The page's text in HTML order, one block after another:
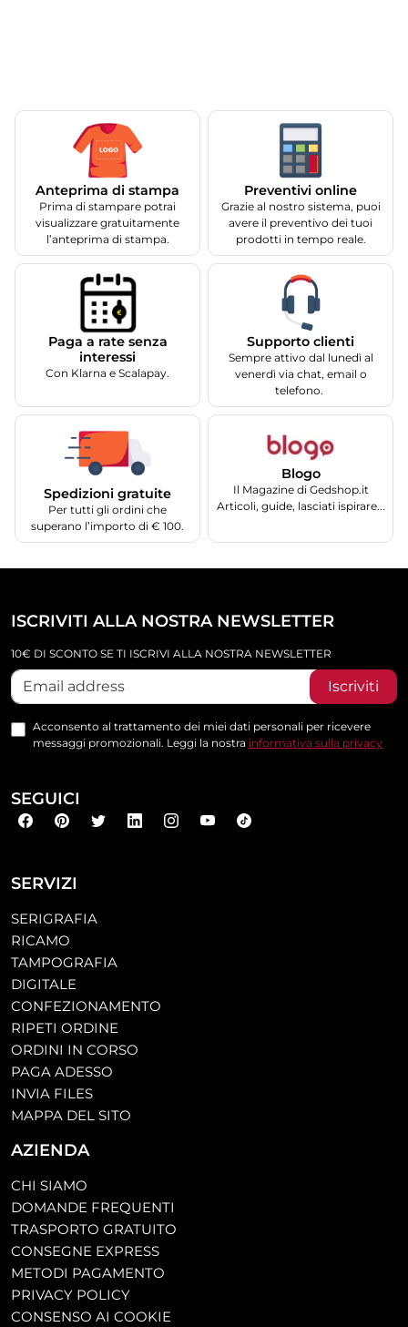
Anteprima di stampa
Prima di stampare potrai
visualizzare gratuitamente
l’anteprima di stampa.
Preventivi online
Grazie al nostro sistema, puoi
avere il preventivo dei tuoi
prodotti in tempo reale.
Paga a rate senza
interessi
Con Klarna e Scalapay.
Supporto clienti
Sempre attivo dal lunedì al
venerdì via chat, email o
telefono.
Spedizioni gratuite
Per tutti gli ordini che
superano l’importo di € 100.
Blogo
Il Magazine di Gedshop.it
Articoli, guide, lasciati ispirare...
SERVIZI
SERIGRAFIA
RICAMO
TAMPOGRAFIA
DIGITALE
CONFEZIONAMENTO
RIPETI ORDINE
ORDINI IN CORSO
PAGA ADESSO
INVIA FILES
MAPPA DEL SITO
AZIENDA
CHI SIAMO
DOMANDE FREQUENTI
TRASPORTO GRATUITO
CONSEGNE EXPRESS
METODI PAGAMENTO
PRIVACY POLICY
CONSENSO AI COOKIE
ISCRIVITI ALLA NOSTRA NEWSLETTER
10€ DI SCONTO SE TI ISCRIVI ALLA NOSTRA NEWSLETTER
Iscriviti
Acconsento al trattamento dei miei dati personali per ricevere
messaggi promozionali. Leggi la nostra informativa sulla privacy
SEGUICI